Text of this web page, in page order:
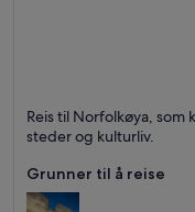
Kjent for Øyer,
Reis til Norfolkøya, som
steder og kulturliv.
Grunner til å reise